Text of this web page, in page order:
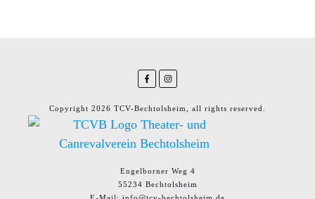
Engelborner Weg 4
55234 Bechtolsheim
E-Mail: info@tcv-bechtolsheim.de
Copyright 2026 TCV-Bechtolsheim , all rights reserved.